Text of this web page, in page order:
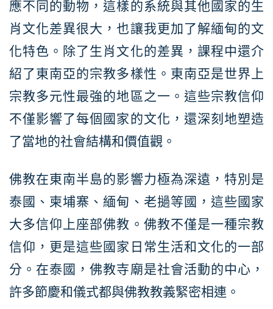
應不同的動物，這樣的系統與其他國家的生
肖文化差異很大，也讓我更加了解緬甸的文
化特色。除了生肖文化的差異，課程中還介
紹了東南亞的宗教多樣性。東南亞是世界上
宗教多元性最強的地區之一。這些宗教信仰
不僅影響了每個國家的文化，還深刻地塑造
了當地的社會結構和價值觀。
佛教在東南半島的影響力極為深遠，特別是
泰國、柬埔寨、緬甸、老撾等國，這些國家
大多信仰上座部佛教。佛教不僅是一種宗教
信仰，更是這些國家日常生活和文化的一部
分。在泰國，佛教寺廟是社會活動的中心，
許多節慶和儀式都與佛教教義緊密相連。